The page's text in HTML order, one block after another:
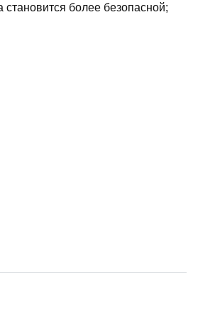
более безопасной;